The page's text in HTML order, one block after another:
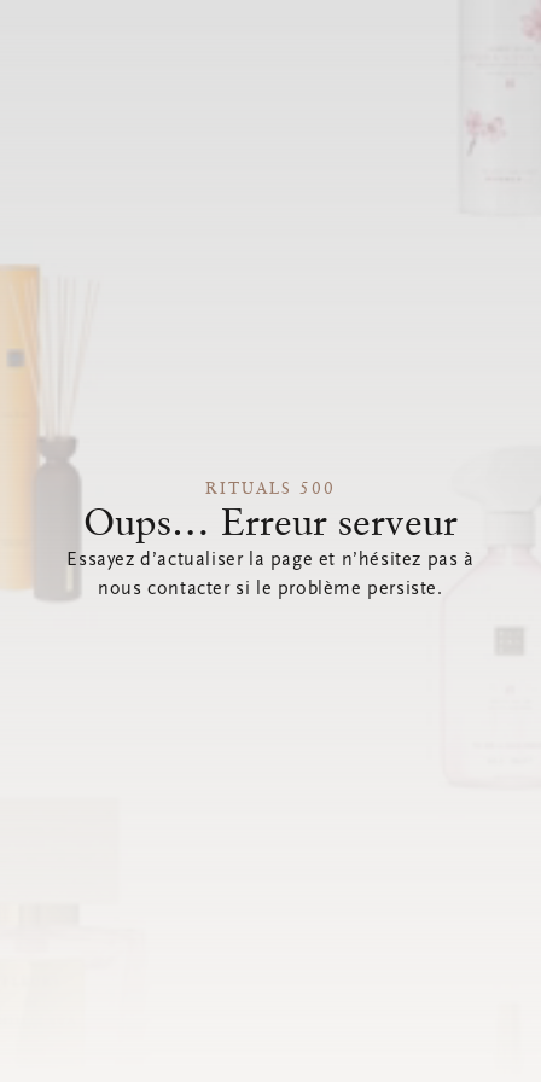
RITUALS 500
Oups… Erreur serveur
Essayez d’actualiser la page et n’hésitez pas à
nous contacter si le problème persiste.